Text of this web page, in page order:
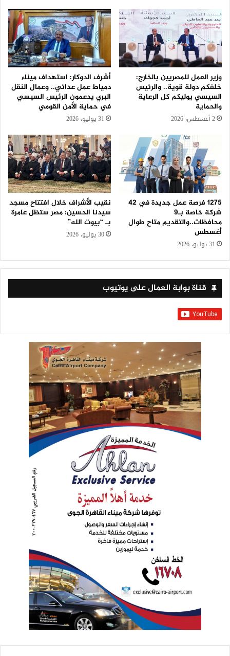
وزير العمل للمصريين بالخارج:
خلفكم دولة قوية.. والرئيس
السيسي يوليكم كل الرعاية
والحماية
2 أغسطس، 2026
أشرف الدوكار: استهداف ميناء
دمياط عمل عدائي.. وعمال النقل
البري يدعمون الرئيس السيسي
في حماية الأمن القومي
31 يوليو، 2026
1275 فرصة عمل جديدة في 42
شركة خاصة بـ9
محافظات..والتقديم متاح طوال
أغسطس
31 يوليو، 2026
نقيب الأشراف خلال افتتاح مسجد
سيدنا الحسين: مصر ستظل عامرة
بـ “بيوت الله”
30 يوليو، 2026
قناة بوابة العمال على يوتيوب